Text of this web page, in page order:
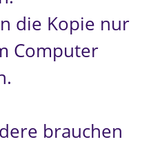
die Kopie nur
Computer
brauchen